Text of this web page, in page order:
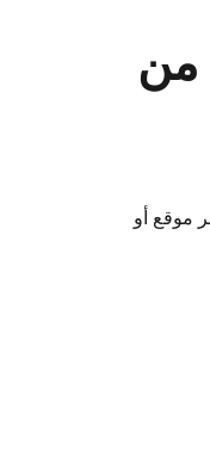
من
موقع أو